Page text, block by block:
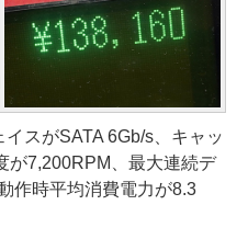
スがSATA 6Gb/s、キャッ
が7,200RPM、最大連続デ
作時平均消費電力が8.3